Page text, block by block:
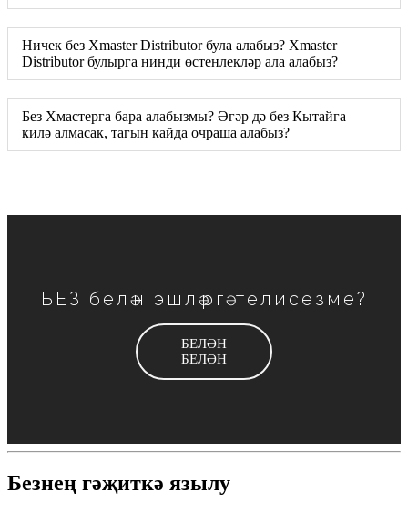
Ничек без Xmaster Distributor була алабыз? Xmaster
Distributor булырга нинди өстенлекләр ала алабыз?
Без Хмастерга бара алабызмы? Әгәр дә без Кытайга
килә алмасак, тагын кайда очраша алабыз?
БЕЗ белән эшләргә телисезме?
БЕЛӘН
БЕЛӘН
Безнең гәҗиткә язылу